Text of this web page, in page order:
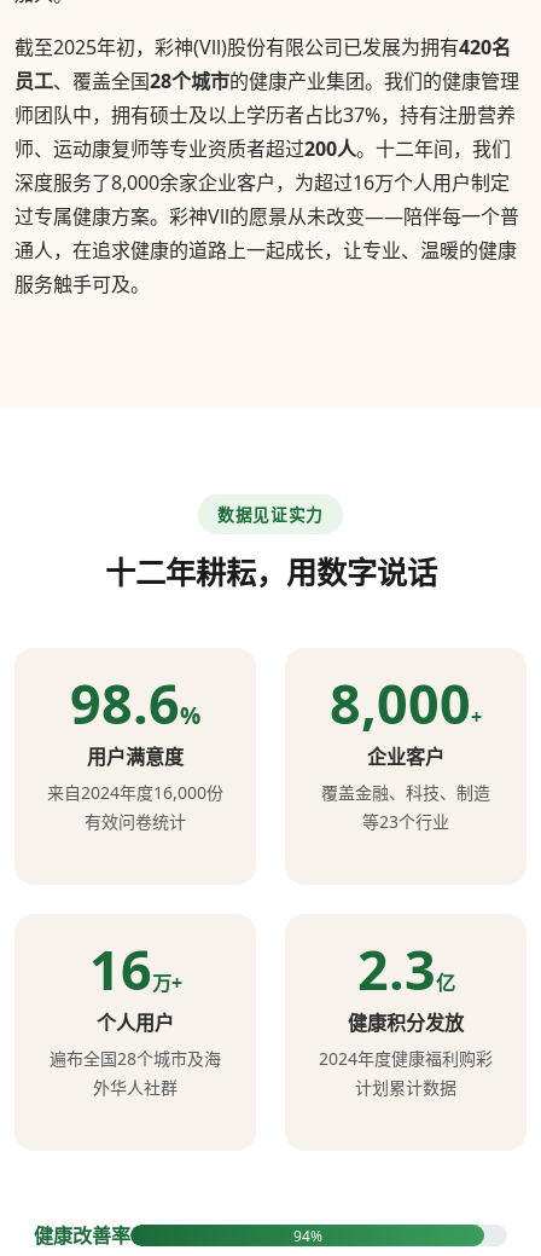
截至2025年初，彩神(Vll)股份有限公司已发展为拥有420名
员工、覆盖全国28个城市的健康产业集团。我们的健康管理
师团队中，拥有硕士及以上学历者占比37%，持有注册营养
师、运动康复师等专业资质者超过200人。十二年间，我们
深度服务了8,000余家企业客户，为超过16万个人用户制定
过专属健康方案。彩神Vll的愿景从未改变——陪伴每一个普
通人，在追求健康的道路上一起成长，让专业、温暖的健康
服务触手可及。
数据见证实力
十二年耕耘，用数字说话
98.6%
用户满意度
来自2024年度16,000份
有效问卷统计
8,000+
企业客户
覆盖金融、科技、制造
等23个行业
16万+
个人用户
遍布全国28个城市及海
外华人社群
2.3亿
健康积分发放
2024年度健康福利购彩
计划累计数据
健康改善率 94%